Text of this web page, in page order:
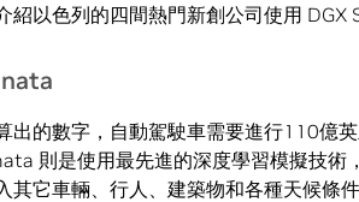
紹以色列的四間熱門新創公司使用 DGX
出的數字，自動駕駛車需要進行110億
則是使用最先進的深度學習模擬技術
其它車輛、行人、建築物和各種天候條